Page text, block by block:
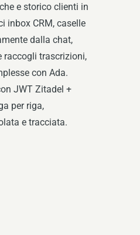
e storico clienti in
inbox CRM, caselle
dalla chat,
raccogli trascrizioni,
con Ada.
JWT Zitadel +
per riga,
e tracciata.